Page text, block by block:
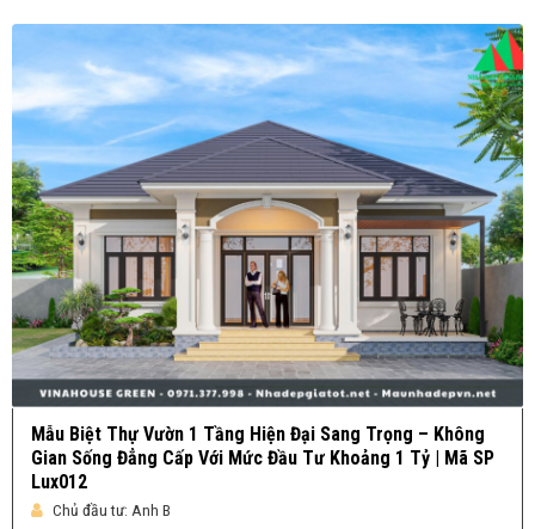
Mẫu Biệt Thự Vườn 1 Tầng Hiện Đại Sang Trọng – Không
Gian Sống Đẳng Cấp Với Mức Đầu Tư Khoảng 1 Tỷ | Mã SP
Lux012
Chủ đầu tư: Anh B